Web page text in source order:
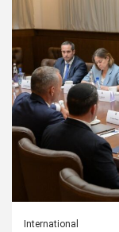
International